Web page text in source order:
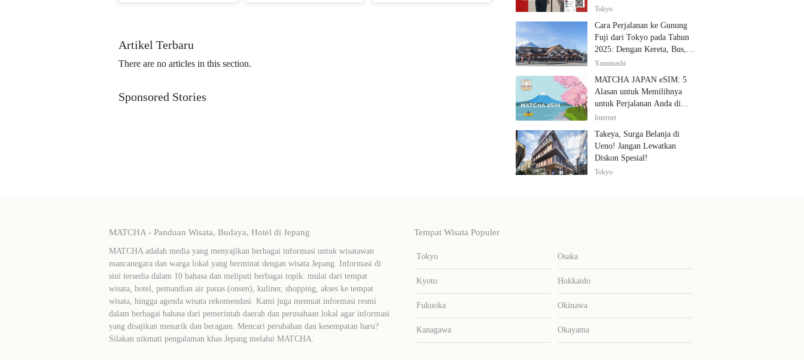
Artikel Terbaru
There are no articles in this section.
Sponsored Stories
Tokyo
Cara Perjalanan ke Gunung
Fuji dari Tokyo pada Tahun
2025: Dengan Kereta, Bus,
dan Mobil
Yamanashi
MATCHA JAPAN eSIM: 5
Alasan untuk Memilihnya
untuk Perjalanan Anda di
Jepang
Internet
Takeya, Surga Belanja di
Ueno! Jangan Lewatkan
Diskon Spesial!
Tokyo
MATCHA - Panduan Wisata, Budaya, Hotel di Jepang
MATCHA adalah media yang menyajikan berbagai informasi untuk wisatawan
mancanegara dan warga lokal yang berminat dengan wisata Jepang. Informasi di
sini tersedia dalam 10 bahasa dan meliputi berbagai topik: mulai dari tempat
wisata, hotel, pemandian air panas (onsen), kuliner, shopping, akses ke tempat
wisata, hingga agenda wisata rekomendasi. Kami juga memuat informasi resmi
dalam berbagai bahasa dari pemerintah daerah dan perusahaan lokal agar informasi
yang disajikan menarik dan beragam. Mencari perubahan dan kesempatan baru?
Silakan nikmati pengalaman khas Jepang melalui MATCHA.
Tempat Wisata Populer
Tokyo Osaka
Kyoto Hokkaido
Fukuoka Okinawa
Kanagawa Okayama